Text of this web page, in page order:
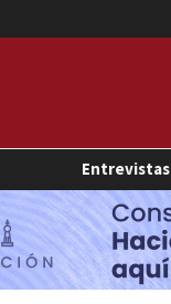
Entrevistas